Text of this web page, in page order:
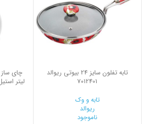
تابه تفلون سایز 24 بیوتی ریوالد
7012401
تابه و وک
ریوالد
ناموجود
لیتر استیل